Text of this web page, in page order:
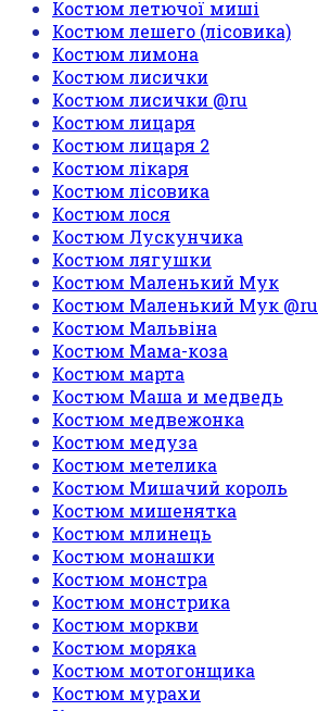
Костюм летючої миші
Костюм лешего (лісовика)
Костюм лимона
Костюм лисички
Костюм лисички @ru
Костюм лицаря
Костюм лицаря 2
Костюм лікаря
Костюм лісовика
Костюм лося
Костюм Лускунчика
Костюм лягушки
Костюм Маленький Мук
Костюм Маленький Мук @ru
Костюм Мальвіна
Костюм Мама-коза
Костюм марта
Костюм Маша и медведь
Костюм медвежонка
Костюм медуза
Костюм метелика
Костюм Мишачий король
Костюм мишенятка
Костюм млинець
Костюм монашки
Костюм монстра
Костюм монстрика
Костюм моркви
Костюм моряка
Костюм мотогонщика
Костюм мурахи